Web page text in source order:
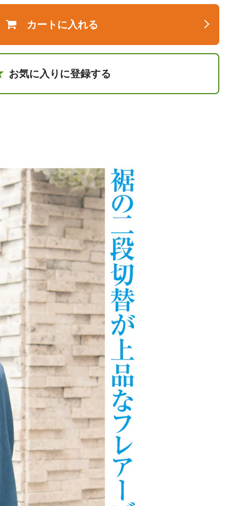
カートに入れる
お気に入りに登録する